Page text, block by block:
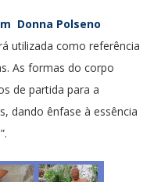
Donna Polseno
utilizada como referência
As formas do corpo
de partida para a
dando ênfase à essência